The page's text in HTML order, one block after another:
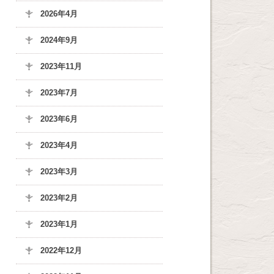
2026年4月
2024年9月
2023年11月
2023年7月
2023年6月
2023年4月
2023年3月
2023年2月
2023年1月
2022年12月